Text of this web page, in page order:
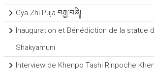
Gya Zhi Puja བརྒྱ་བཞི།
Inauguration et Bénédiction de la statue
Shakyamuni
Interview de Khenpo Tashi Rinpoche